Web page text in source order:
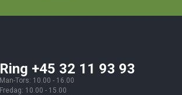
Ring +45 32 11 93 93
Man-Tors: 10.00 - 16.00
Fredag: 10.00 - 15.00